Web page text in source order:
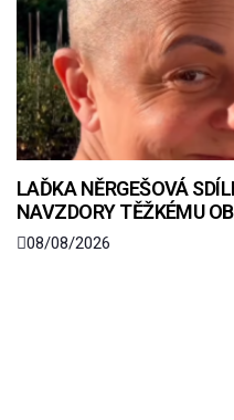
LAĎKA NĚRGEŠOVÁ
NAVZDORY TĚŽKÉMU
08/08/2026